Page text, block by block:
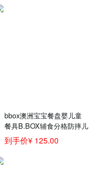
bbox澳洲宝宝餐盘婴儿童
餐具B.BOX辅食分格防摔儿
童训练学食碗盘
到手价¥ 125.00